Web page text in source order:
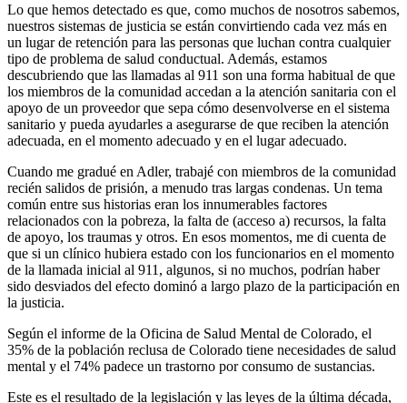
Lo que hemos detectado es que, como muchos de nosotros sabemos,
nuestros sistemas de justicia se están convirtiendo cada vez más en
un lugar de retención para las personas que luchan contra cualquier
tipo de problema de salud conductual. Además, estamos
descubriendo que las llamadas al 911 son una forma habitual de que
los miembros de la comunidad accedan a la atención sanitaria con el
apoyo de un proveedor que sepa cómo desenvolverse en el sistema
sanitario y pueda ayudarles a asegurarse de que reciben la atención
adecuada, en el momento adecuado y en el lugar adecuado.
Cuando me gradué en Adler, trabajé con miembros de la comunidad
recién salidos de prisión, a menudo tras largas condenas. Un tema
común entre sus historias eran los innumerables factores
relacionados con la pobreza, la falta de (acceso a) recursos, la falta
de apoyo, los traumas y otros. En esos momentos, me di cuenta de
que si un clínico hubiera estado con los funcionarios en el momento
de la llamada inicial al 911, algunos, si no muchos, podrían haber
sido desviados del efecto dominó a largo plazo de la participación en
la justicia.
Según el informe de la Oficina de Salud Mental de Colorado, el
35% de la población reclusa de Colorado tiene necesidades de salud
mental y el 74% padece un trastorno por consumo de sustancias.
Este es el resultado de la legislación y las leyes de la última década,